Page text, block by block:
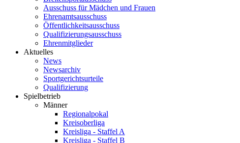
Ausschuss für Mädchen und Frauen
Ehrenamtsausschuss
Öffentlichkeitsausschuss
Qualifizierungsausschuss
Ehrenmitglieder
Aktuelles
News
Newsarchiv
Sportgerichtsurteile
Qualifizierung
Spielbetrieb
Männer
Regionalpokal
Kreisoberliga
Kreisliga - Staffel A
Kreisliga - Staffel B